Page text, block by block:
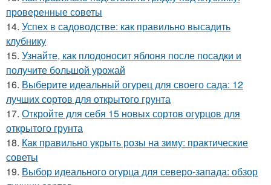
проверенные советы
14. Успех в садоводстве: как правильно высадить
клубнику
15. Узнайте, как плодоносит яблоня после посадки и
получите большой урожай
16. Выберите идеальный огурец для своего сада: 12
лучших сортов для открытого грунта
17. Откройте для себя 15 новых сортов огурцов для
открытого грунта
18. Как правильно укрыть розы на зиму: практические
советы
19. Выбор идеального огурца для северо-запада: обзор